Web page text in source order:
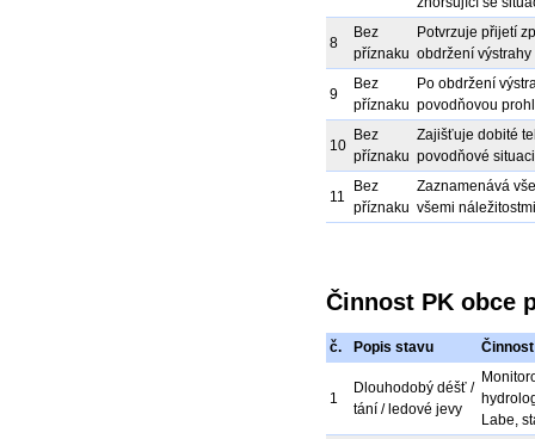
8
Bez
příznaku
Potvrzuje přijetí
obdržení výstrahy
9
Bez
příznaku
Po obdržení
povodňovou
10
Bez
příznaku
Zajišťuje dobité
povodňové
11
Bez
příznaku
Zaznamenává
všemi
Činnost PK obce
č. Popis stavu Činnost
1
Dlouhodobý déšť /
tání / ledové jevy
Labe,